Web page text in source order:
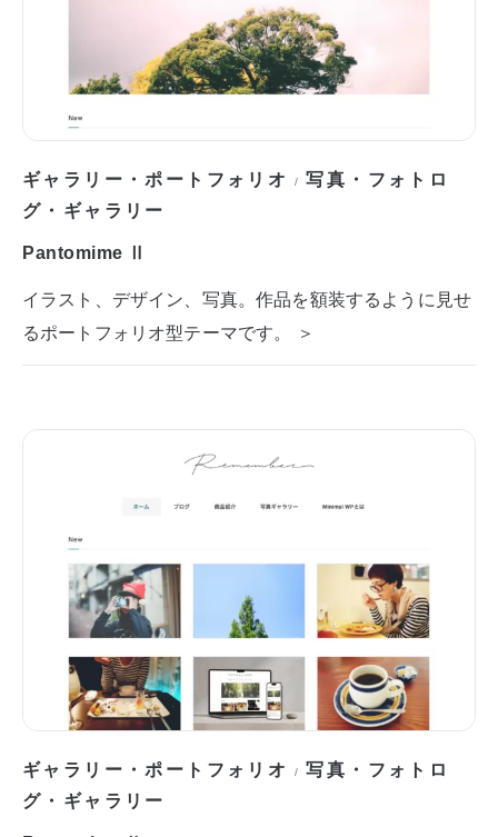
ギャラリー・ポートフォリオ /写真・フォトロ
グ・ギャラリー
Pantomime Ⅱ
イラスト、デザイン、写真。作品を額装するように見せ
るポートフォリオ型テーマです。 ＞
ギャラリー・ポートフォリオ /写真・フォトロ
グ・ギャラリー